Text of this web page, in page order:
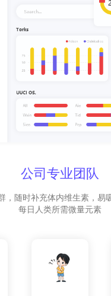
公司专业团队
，随时补充体内维生素，易
每日人类所需微量元素